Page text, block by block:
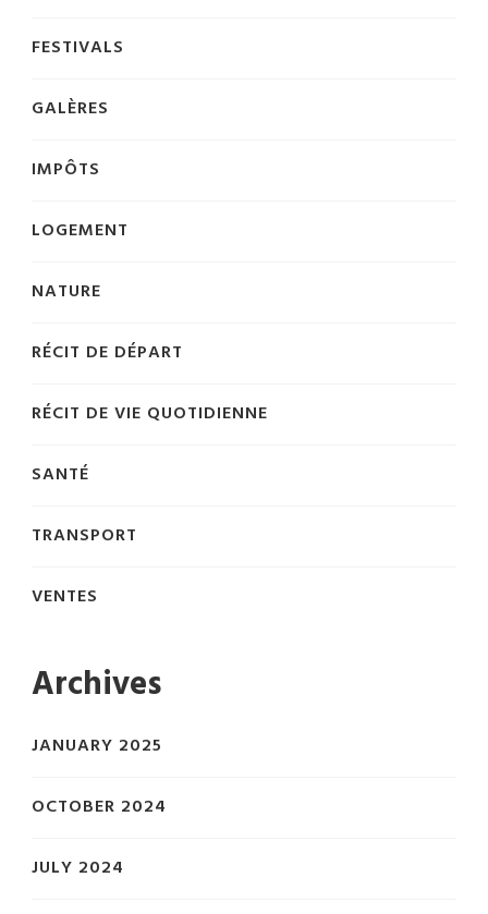
FESTIVALS
GALÈRES
IMPÔTS
LOGEMENT
NATURE
RÉCIT DE DÉPART
RÉCIT DE VIE QUOTIDIENNE
SANTÉ
TRANSPORT
VENTES
Archives
JANUARY 2025
OCTOBER 2024
JULY 2024